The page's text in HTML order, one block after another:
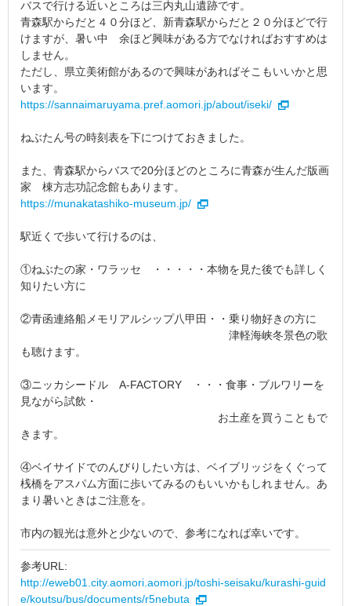
バスで行ける近いところは三内丸山遺跡です。
青森駅からだと４０分ほど、新青森駅からだと２０分ほどで行
けますが、暑い中 余ほど興味がある方でなければおすすめは
しません。
ただし、県立美術館があるので興味があればそこもいいかと思
います。
https://sannaimaruyama.pref.aomori.jp/about/iseki/
ねぶたん号の時刻表を下につけておきました。
また、青森駅からバスで20分ほどのところに青森が生んだ版画
家 棟方志功記念館もあります。
https://munakatashiko-museum.jp/
駅近くで歩いて行けるのは、
①ねぶたの家・ワラッセ ・・・・・本物を見た後でも詳しく
知りたい方に
②青函連絡船メモリアルシップ八甲田・・乗り物好きの方に
津軽海峡冬景色の歌
も聴けます。
③ニッカシードル A-FACTORY ・・・食事・ブルワリーを
見ながら試飲・
お土産を買うこともで
きます。
④ベイサイドでのんびりしたい方は、ベイブリッジをくぐって
桟橋をアスパム方面に歩いてみるのもいいかもしれません。あ
まり暑いときはご注意を。
市内の観光は意外と少ないので、参考になれば幸いです。
参考URL:
http://eweb01.city.aomori.aomori.jp/toshi-seisaku/kurashi-guid
e/koutsu/bus/documents/r5nebuta